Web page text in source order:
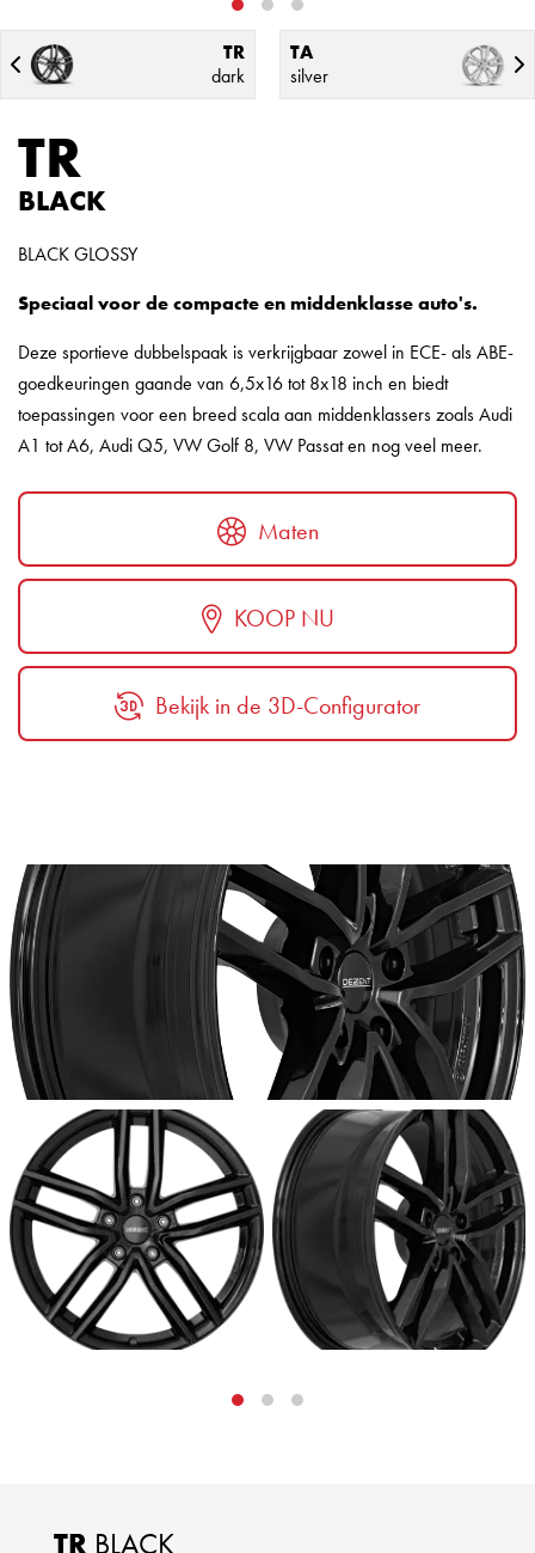
TR
dark
TA
silver
TR
BLACK
BLACK GLOSSY
Speciaal voor de compacte en middenklasse auto's.
Deze sportieve dubbelspaak is verkrijgbaar zowel in ECE- als ABE-
goedkeuringen gaande van 6,5x16 tot 8x18 inch en biedt
toepassingen voor een breed scala aan middenklassers zoals Audi
A1 tot A6, Audi Q5, VW Golf 8, VW Passat en nog veel meer.
Maten
KOOP NU
Bekijk in de 3D-Configurator
TR BLACK